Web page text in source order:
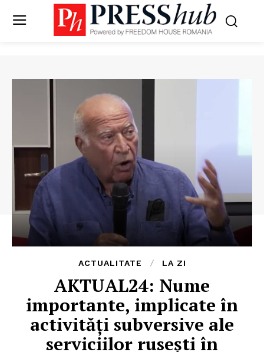
ACTUALITATE LA ZI
AKTUAL24: Nume
importante, implicate în
activități subversive ale
serviciilor rusești în